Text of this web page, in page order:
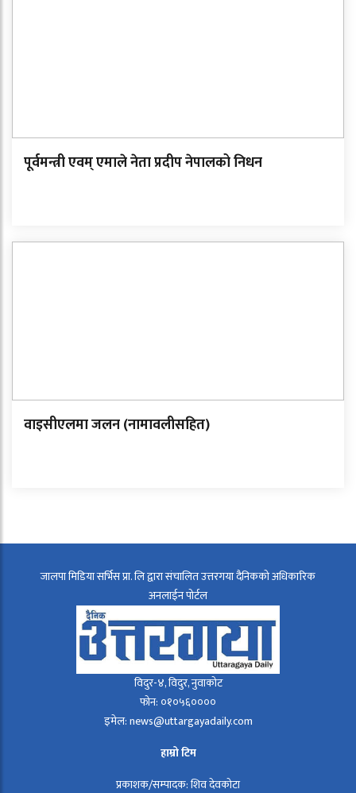
पूर्वमन्त्री एवम् एमाले नेता प्रदीप नेपालको निधन
वाइसीएलमा जलन (नामावलीसहित)
जालपा मिडिया सर्भिस प्रा. लि द्वारा संचालित उत्तरगया दैनिकको अधिकारिक
अनलाईन पोर्टल
विदुर-४, विदुर, नुवाकोट
फोन: ०१०५६००००
इमेल: news@uttargayadaily.com
हाम्रो टिम
प्रकाशक/सम्पादक: शिव देवकोटा